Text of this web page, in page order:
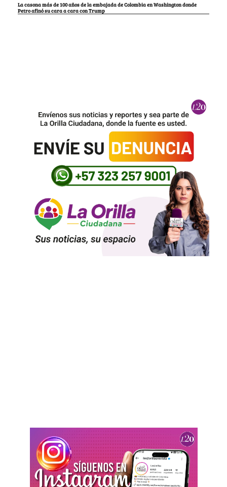
La casona más de 100 años de la embajada de Colombia en Washington donde
Petro afinó su cara a cara con Trump